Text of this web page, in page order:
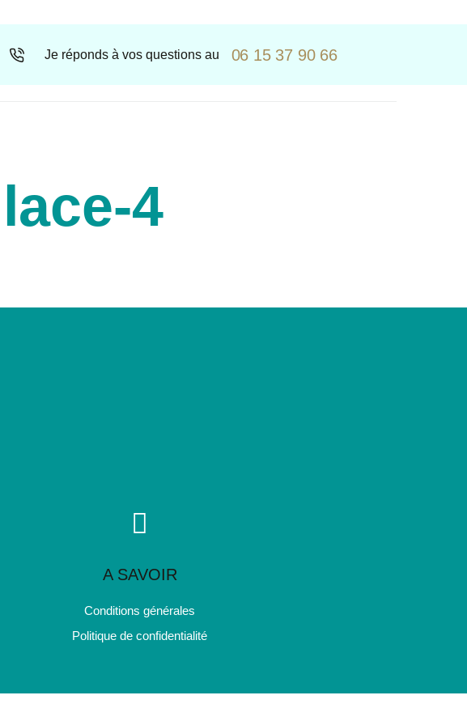
Je réponds à vos questions au 06 15 37 90 66
4
A SAVOIR
Conditions générales
Politique de confidentialité